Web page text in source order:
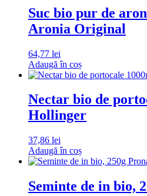
Suc bio pur de
Aronia Original
64,77 lei
Adaugă în coș
Nectar bio de
Hollinger
37,86 lei
Adaugă în coș
Seminte de in bio,